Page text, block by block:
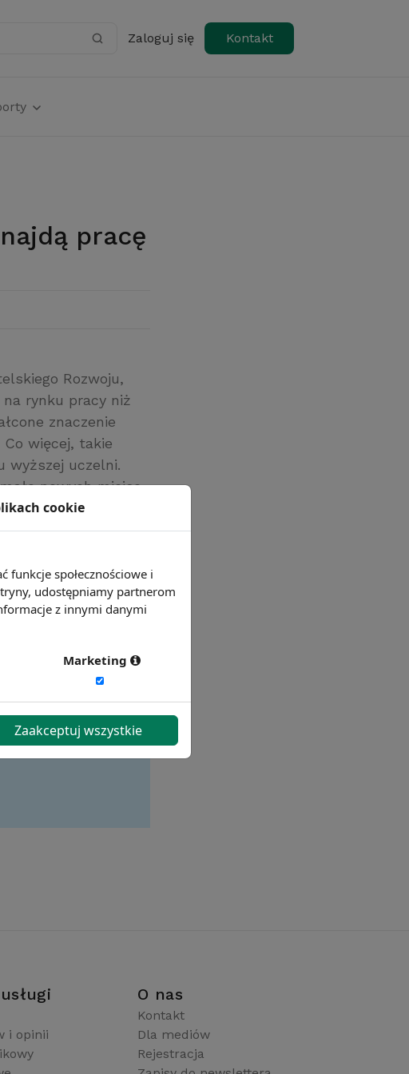
Zaloguj się Kontakt
pracę
Rozwoju,
na rynku pracy niż
znaczenie
więcej, takie
wyższej uczelni.
nowych miejsc
osób z
i opinii
O nas
Kontakt
Dla mediów
Rejestracja
cookie
funkcje społecznościowe i
udostępniamy partnerom
z innymi danymi
Marketing
Zaakceptuj wszystkie